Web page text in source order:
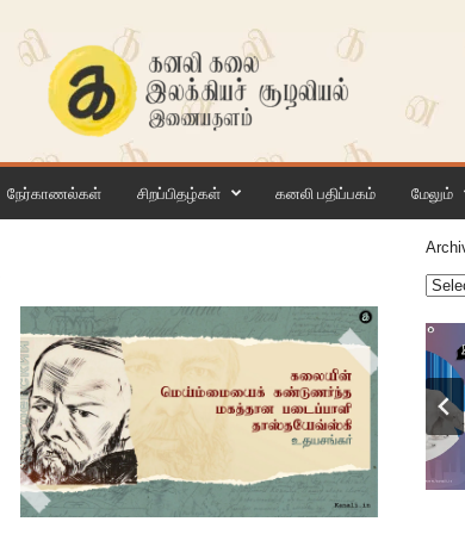
நேர்காணல்கள் சிறப்பிதழ்கள் கனலி பதிப்பகம் மேலும்